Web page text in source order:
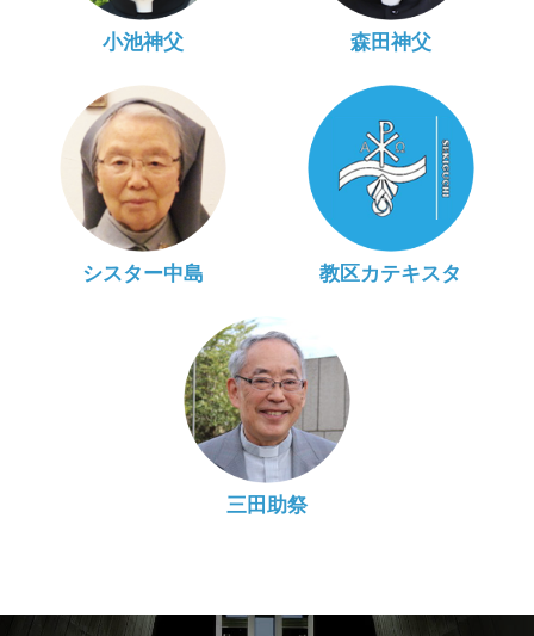
小池神父 森田神父
シスター中島 教区カテキスタ
三田助祭